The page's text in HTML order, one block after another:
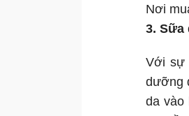
Nơi
3. Sữa
Với sự
dưỡng
da vào